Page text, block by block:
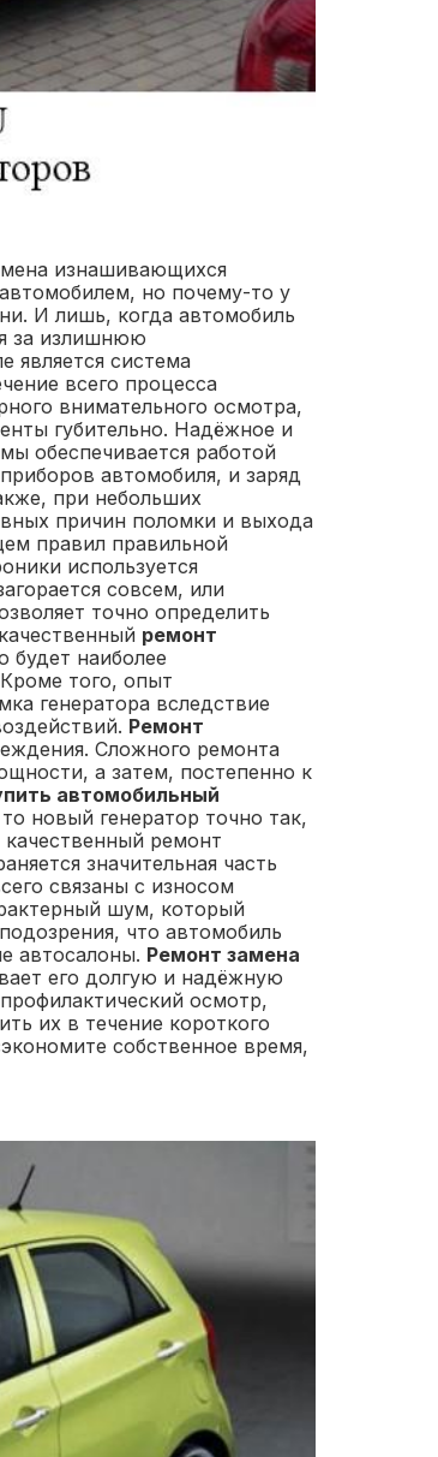
изнашивающихся
но почему-то у
И лишь, когда автомобиль
за излишнюю
является система
всего процесса
внимательного осмотра,
губительно. Надёжное и
обеспечивается работой
автомобиля, и заряд
при небольших
причин поломки и выхода
правил правильной
используется
совсем, или
точно определить
ремонт
будет наиболее
того, опыт
генератора вследствие
Ремонт
Сложного ремонта
а затем, постепенно к
автомобильный
новый генератор точно так,
ремонт
значительная часть
связаны с износом
шум, который
что автомобиль
автосалоны. Ремонт замена
его долгую и надёжную
осмотр,
их в течение короткого
собственное время,